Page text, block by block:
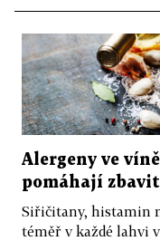
Alergeny ve
pomáhají
Siřičitany, histamin
téměř v každé lahvi